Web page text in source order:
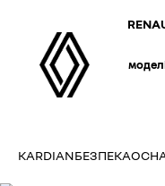
content
KARDIANБЕЗПЕКА